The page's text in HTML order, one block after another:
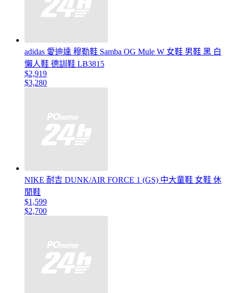
adidas 愛迪達 穆勒鞋 Samba OG Mule W 女鞋 男鞋 黑 白
懶人鞋 德訓鞋 LB3815
$2,919
$3,280
NIKE 耐吉 DUNK/AIR FORCE 1 (GS) 中大童鞋 女鞋 休
閒鞋
$1,599
$2,700